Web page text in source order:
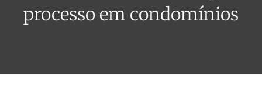
processo em condomínios